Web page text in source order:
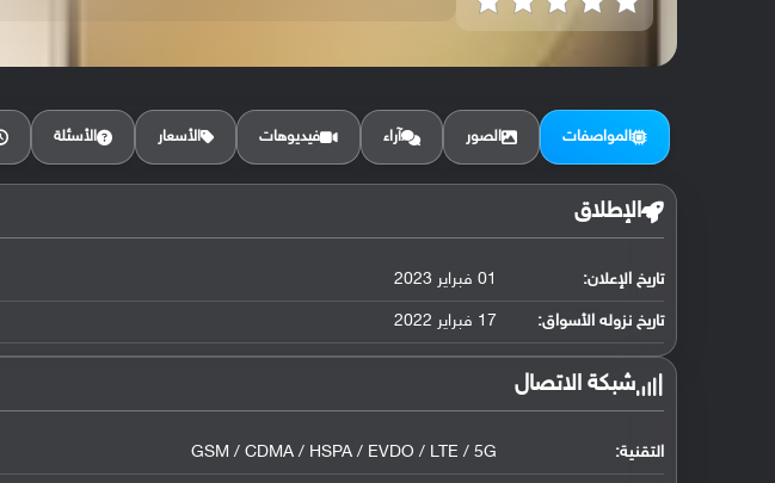
المواصفات الصور آراء فيديوهات الأسعار الأسئلة
الإطلاق
تاريخ الإعلان: 01 فبراير 2023
تاريخ نزوله الأسواق: 17 فبراير 2022
شبكة الاتصال
التقنية: GSM / CDMA / HSPA / EVDO / LTE / 5G